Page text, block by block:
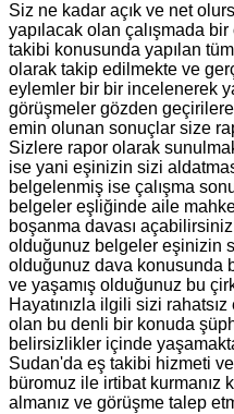
Siz ne kadar açık ve net
yapılacak olan çalışmada
takibi konusunda yapılan
olarak takip edilmekte ve
eylemler bir bir incelenerek
görüşmeler gözden
emin olunan sonuçlar size
Sizlere rapor olarak
ise yani eşinizin sizi
belgelenmiş ise çalışma
belgeler eşliğinde aile
boşanma davası
olduğunuz belgeler eşinizin
olduğunuz dava konusunda
ve yaşamış olduğunuz bu
Hayatınızla ilgili sizi
olan bu denli bir konuda
belirsizlikler içinde
Sudan'da eş takibi hizmeti
büromuz ile irtibat
almanız ve görüşme talep